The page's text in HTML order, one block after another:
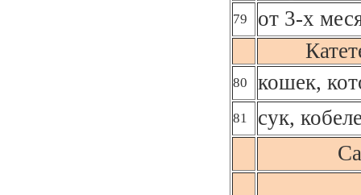
79
от 3-х
80 кошек,
81
сук,